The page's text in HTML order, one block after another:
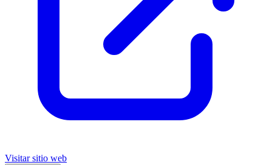
Visitar sitio web